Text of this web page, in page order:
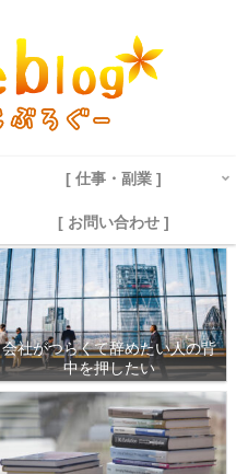
[ 仕事・副業 ]
[ お問い合わせ ]
会社がつらくて辞めたい人の背
中を押したい